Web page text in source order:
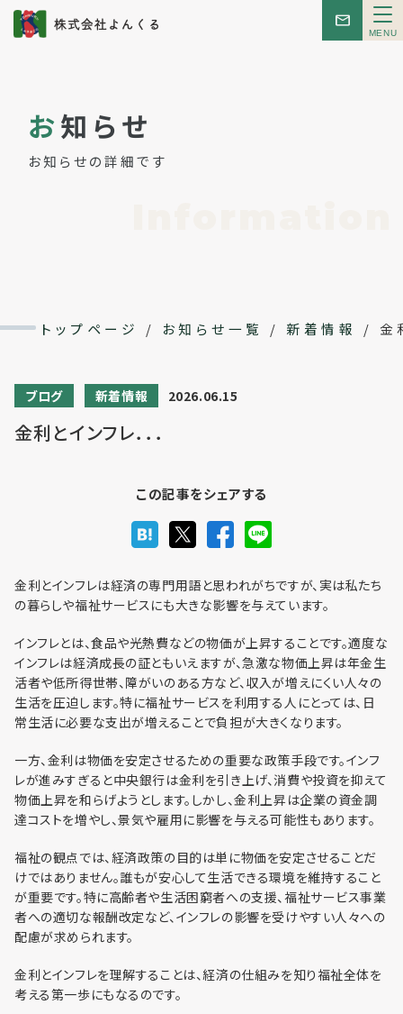
メ
ニ
会社概要
利用までの流れ・利用料金
利用規約
利用までの流れ
お知らせ
お知らせの詳細です
トップページ / お知らせ一覧 / 新着情報 / 金
ブログ 新着情報 2026.06.15
金利とインフレ．．．
この記事をシェアする
金利とインフレは経済の専門用語と思われがちですが、実は私たち
の暮らしや福祉サービスにも大きな影響を与えています。
インフレとは、食品や光熱費などの物価が上昇することです。適度な
インフレは経済成長の証ともいえますが、急激な物価上昇は年金生
活者や低所得世帯、障がいのある方など、収入が増えにくい人々の
生活を圧迫します。特に福祉サービスを利用する人にとっては、日
常生活に必要な支出が増えることで負担が大きくなります。
一方、金利は物価を安定させるための重要な政策手段です。インフ
レが進みすぎると中央銀行は金利を引き上げ、消費や投資を抑えて
物価上昇を和らげようとします。しかし、金利上昇は企業の資金調
達コストを増やし、景気や雇用に影響を与える可能性もあります。
福祉の観点では、経済政策の目的は単に物価を安定させることだ
けではありません。誰もが安心して生活できる環境を維持すること
が重要です。特に高齢者や生活困窮者への支援、福祉サービス事業
者への適切な報酬改定など、インフレの影響を受けやすい人々への
配慮が求められます。
金利とインフレを理解することは、経済の仕組みを知り福祉全体を
考える第一歩にもなるのです。